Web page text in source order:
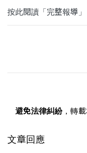
按此閱讀「完整報導」
避免法律糾紛，轉
文章回應